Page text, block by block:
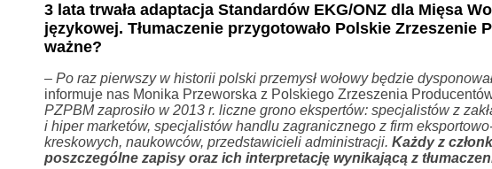
3 lata trwała adaptacja Standardów EKG/ONZ dla Mięsa
językowej. Tłumaczenie przygotowało Polskie Zrzeszenie
ważne?
– Po raz pierwszy w historii polski przemysł wołowy będzie
informuje nas Monika Przeworska z Polskiego Zrzeszenia
PZPBM zaprosiło w 2013 r. liczne grono ekspertów: specjalistów z
i hiper marketów, specjalistów handlu zagranicznego z firm
kreskowych, naukowców, przedstawicieli administracji. Każdy z
poszczególne zapisy oraz ich interpretację wynikającą z